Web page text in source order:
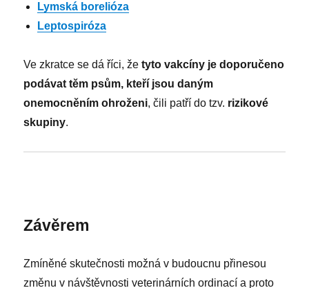
Lymská borelióza
Leptospiróza
Ve zkratce se dá říci, žetyto vakcíny je doporučeno
podávat těm psům, kteří jsou daným
onemocněním ohroženi, čili patří do tzv. rizikové
skupiny.
Závěrem
Zmíněné skutečnosti možná v budoucnu přinesou
změnu v návštěvnosti veterinárních ordinací a proto